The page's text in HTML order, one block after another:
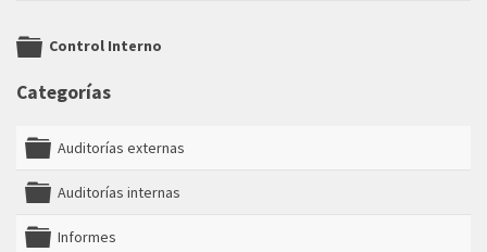
Control Interno
Categorías
Auditorías externas
Auditorías internas
Informes